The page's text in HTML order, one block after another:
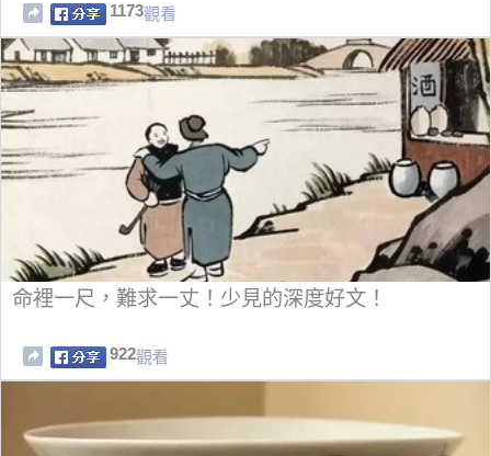
1173觀看
命裡一尺，難求一丈！少見的深度好文！
922觀看